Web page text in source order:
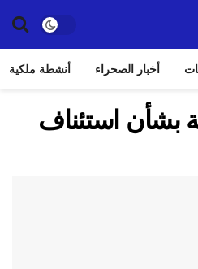
أخبار الصحراء أنشطة ملكية
بشأن استئناف